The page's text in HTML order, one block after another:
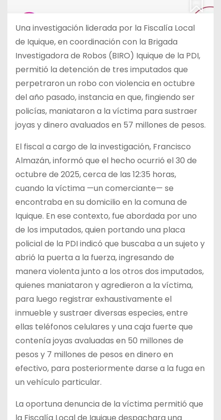
Una investigación liderada por la Fiscalía Local
de Iquique, en coordinación con la Brigada
Investigadora de Robos (BIRO) Iquique de la PDI,
permitió la detención de tres imputados que
perpetraron un robo con violencia en octubre
del año pasado, instancia en que, fingiendo ser
policías, maniataron a la víctima para sustraer
joyas y dinero avaluados en 57 millones de pesos.
El fiscal a cargo de la investigación, Francisco
Almazán, informó que el hecho ocurrió el 30 de
octubre de 2025, cerca de las 12:35 horas,
cuando la víctima —un comerciante— se
encontraba en su domicilio en la comuna de
Iquique. En ese contexto, fue abordada por uno
de los imputados, quien portando una placa
policial de la PDI indicó que buscaba a un sujeto y
abrió la puerta a la fuerza, ingresando de
manera violenta junto a los otros dos imputados,
quienes maniataron y agredieron a la víctima,
para luego registrar exhaustivamente el
inmueble y sustraer diversas especies, entre
ellas teléfonos celulares y una caja fuerte que
contenía joyas avaluadas en 50 millones de
pesos y 7 millones de pesos en dinero en
efectivo, para posteriormente darse a la fuga en
un vehículo particular.
La oportuna denuncia de la víctima permitió que